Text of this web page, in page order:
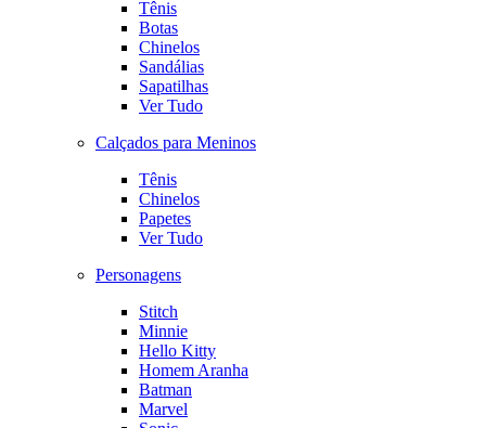
Tênis
Botas
Chinelos
Sandálias
Sapatilhas
Ver Tudo
Calçados para Meninos
Tênis
Chinelos
Papetes
Ver Tudo
Personagens
Stitch
Minnie
Hello Kitty
Homem Aranha
Batman
Marvel